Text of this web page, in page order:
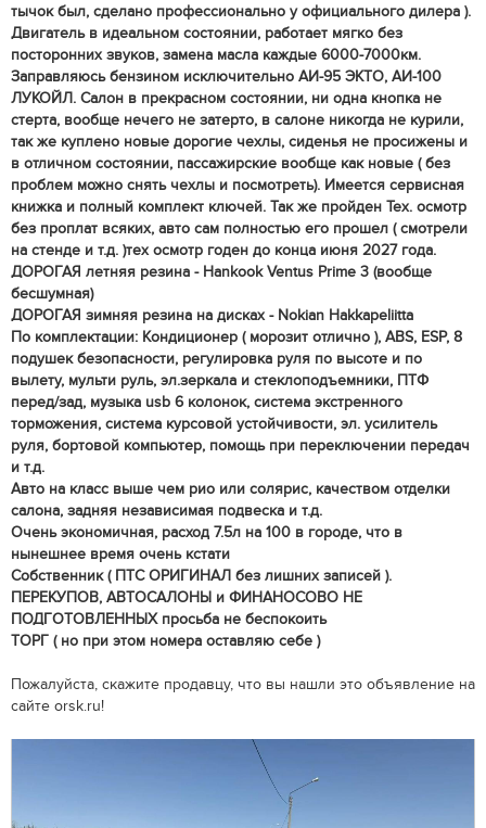
тычок был, сделано профессионально у официального дилера ).
Двигатель в идеальном состоянии, работает мягко без
посторонних звуков, замена масла каждые 6000-7000км.
Заправляюсь бензином исключительно АИ-95 ЭКТО, АИ-100
ЛУКОЙЛ. Салон в прекрасном состоянии, ни одна кнопка не
стерта, вообще нечего не затерто, в салоне никогда не курили,
так же куплено новые дорогие чехлы, сиденья не просижены и
в отличном состоянии, пассажирские вообще как новые ( без
проблем можно снять чехлы и посмотреть). Имеется сервисная
книжка и полный комплект ключей. Так же пройден Тех. осмотр
без проплат всяких, авто сам полностью его прошел ( смотрели
на стенде и т.д. )тех осмотр годен до конца июня 2027 года.
ДОРОГАЯ летняя резина - Hankook Ventus Prime 3 (вообще
бесшумная)
ДОРОГАЯ зимняя резина на дисках - Nokian Hakkapeliitta
По комплектации: Кондиционер ( морозит отлично ), ABS, ESP, 8
подушек безопасности, регулировка руля по высоте и по
вылету, мульти руль, эл.зеркала и стеклоподъемники, ПТФ
перед/зад, музыка usb 6 колонок, система экстренного
торможения, система курсовой устойчивости, эл. усилитель
руля, бортовой компьютер, помощь при переключении передач
и т.д.
Авто на класс выше чем рио или солярис, качеством отделки
салона, задняя независимая подвеска и т.д.
Очень экономичная, расход 7.5л на 100 в городе, что в
нынешнее время очень кстати
Собственник ( ПТС ОРИГИНАЛ без лишних записей ).
ПЕРЕКУПОВ, АВТОСАЛОНЫ и ФИНАНОСОВО НЕ
ПОДГОТОВЛЕННЫХ просьба не беспокоить
ТОРГ ( но при этом номера оставляю себе )
Пожалуйста, скажите продавцу, что вы нашли это объявление на
сайте orsk.ru!